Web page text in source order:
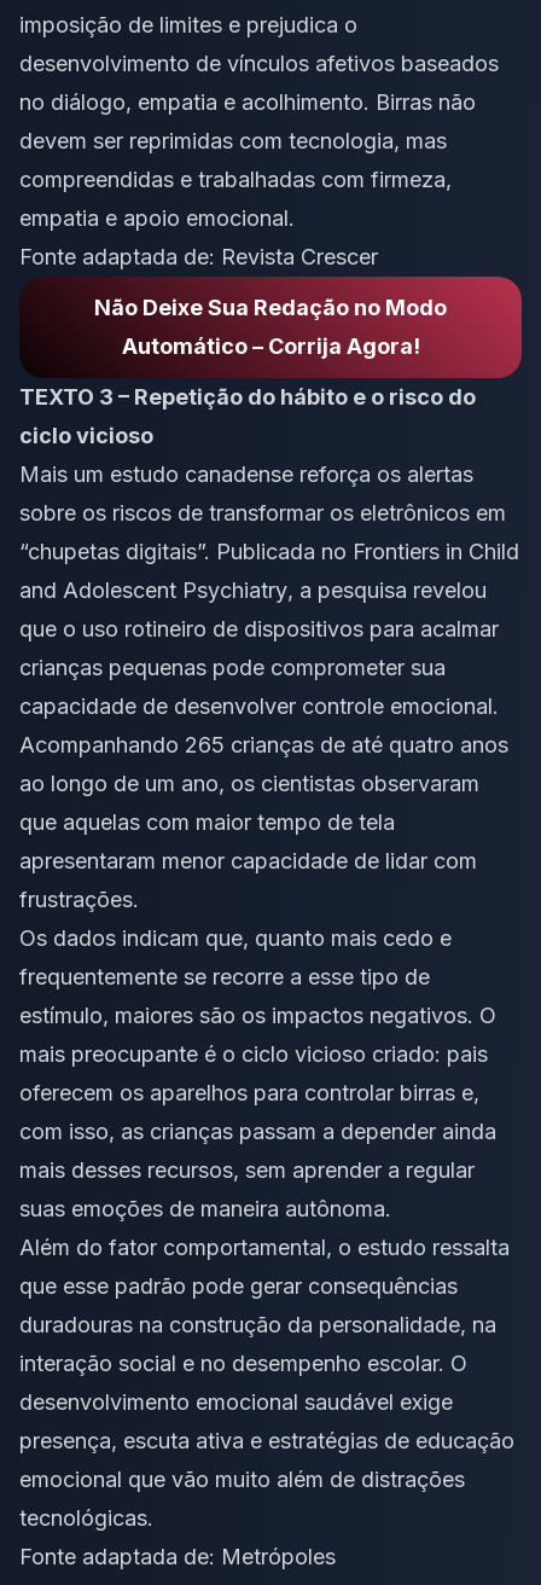
imposição de limites e prejudica o
desenvolvimento de vínculos afetivos baseados
no diálogo, empatia e acolhimento. Birras não
devem ser reprimidas com tecnologia, mas
compreendidas e trabalhadas com firmeza,
empatia e apoio emocional.
Fonte adaptada de: Revista Crescer
Não Deixe Sua Redação no Modo
Automático – Corrija Agora!
TEXTO 3 – Repetição do hábito e o risco do
ciclo vicioso
Mais um estudo canadense reforça os alertas
sobre os riscos de transformar os eletrônicos em
“chupetas digitais”. Publicada no Frontiers in Child
and Adolescent Psychiatry, a pesquisa revelou
que o uso rotineiro de dispositivos para acalmar
crianças pequenas pode comprometer sua
capacidade de desenvolver controle emocional.
Acompanhando 265 crianças de até quatro anos
ao longo de um ano, os cientistas observaram
que aquelas com maior tempo de tela
apresentaram menor capacidade de lidar com
frustrações.
Os dados indicam que, quanto mais cedo e
frequentemente se recorre a esse tipo de
estímulo, maiores são os impactos negativos. O
mais preocupante é o ciclo vicioso criado: pais
oferecem os aparelhos para controlar birras e,
com isso, as crianças passam a depender ainda
mais desses recursos, sem aprender a regular
suas emoções de maneira autônoma.
Além do fator comportamental, o estudo ressalta
que esse padrão pode gerar consequências
duradouras na construção da personalidade, na
interação social e no desempenho escolar. O
desenvolvimento emocional saudável exige
presença, escuta ativa e estratégias de educação
emocional que vão muito além de distrações
tecnológicas.
Fonte adaptada de: Metrópoles